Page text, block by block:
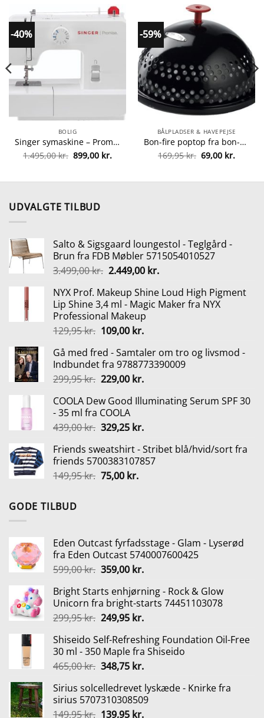
-40%
BOLIG
Singer symaskine – Promise 1408 fra singer 374318830872
1.495,00kr. Den
oprindelige
1.495,00 kr..
899,00 kr.
aktuelle
899,00 kr..
-59%
BÅLPLADSER & HAVEPEJSE
Bon-fire poptop fra bon-fire 5708085100183
169,95kr. Den
oprindelige
169,95 kr..
69,00 kr.
69,00
kr..
UDVALGTE TILBUD
Salto & Sigsgaard loungestol - Teglgård -
Brun fra FDB Møbler 5715054010527
3.499,00kr. Den
pris
var:
3.499,00 kr..
2.449,00 kr.Den
pris
er:
NYX Prof. Makeup Shine Loud High Pigment
Lip Shine 3,4 ml - Magic Maker fra NYX
Professional Makeup
129,95kr. Den
pris
var:
129,95 kr..
109,00 kr.Den
pris
er:
109,00 kr..
Gå med fred - Samtaler om tro og livsmod -
Indbundet fra 9788773390009
299,95kr. Den
pris
var:
299,95 kr..
229,00 kr.Den
pris
229,00 kr..
COOLA Dew Good Illuminating Serum SPF 30
- 35 ml fra COOLA
439,00kr. Den
pris
var:
439,00 kr..
329,25 kr.Den
pris
er:
Friends sweatshirt - Stribet blå/hvid/sort fra
friends 5700383107857
149,95kr. Den
75,00 kr.Den
GODE TILBUD
Eden Outcast fyrfadsstage - Glam - Lyserød
fra Eden Outcast 5740007600425
599,00kr. Den
pris
var:
599,00 kr..
359,00 kr.Den
pris
er:
359,00 kr..
Bright Starts enhjørning - Rock & Glow
Unicorn fra bright-starts 74451103078
299,95kr. Den
pris
var:
299,95 kr..
249,95 kr.Den
pris
er:
249,95 kr..
Shiseido Self-Refreshing Foundation Oil-Free
30 ml - 350 Maple fra Shiseido
465,00kr. Den
pris
var:
465,00 kr..
348,75 kr.Den
pris
er:
348,75 kr..
Sirius solcelledrevet lyskæde - Knirke fra
sirius 5707310308509
149,95kr. Den
139,95 kr.Den